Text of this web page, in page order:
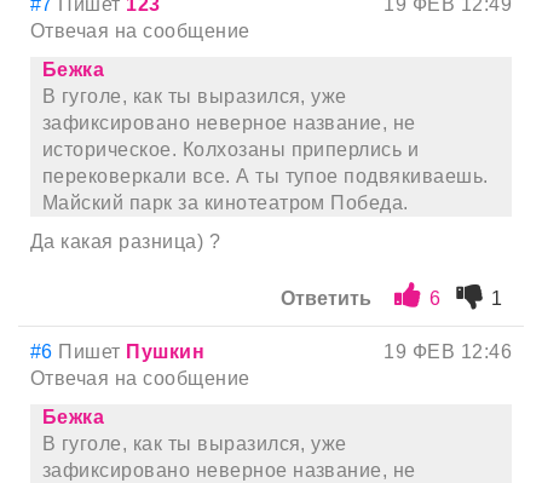
Отвечая на сообщение
Бежка
В гуголе, как ты выразился, уже
зафиксировано неверное название, не
историческое. Колхозаны приперлись и
перековеркали все. А ты тупое подвякиваешь.
Майский парк за кинотеатром Победа.
Да какая разница) ?
Ответить 6 1
#6 Пишет Пушкин
19 ФЕВ 12:46
Отвечая на сообщение
Бежка
В гуголе, как ты выразился, уже
зафиксировано неверное название, не